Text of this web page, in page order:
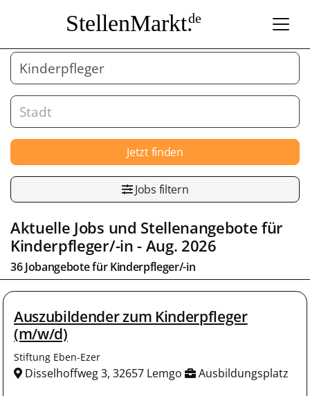
StellenMarkt.de
Jetzt finden
Jobs filtern
Aktuelle Jobs und Stellenangebote für
Kinderpfleger/-in- Aug. 2026
36 Jobangebote fürKinderpfleger/-in
Auszubildender zum Kinderpfleger
(m/w/d)
Stiftung Eben-Ezer
Disselhoffweg 3, 32657 Lemgo Ausbildungsplatz